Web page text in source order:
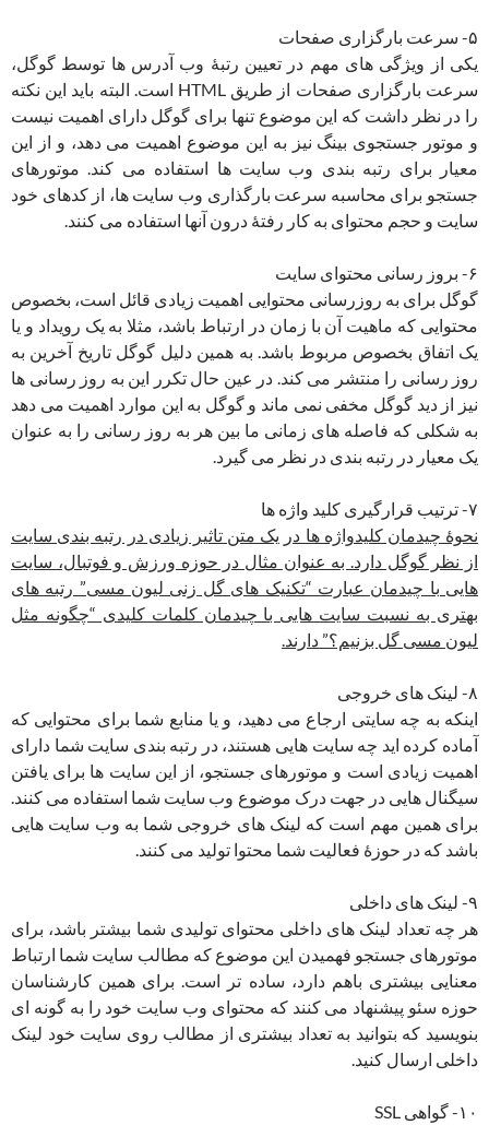
۵- سرعت بارگزاری صفحات
یکی از ویژگی های مهم در تعیین رتبۀ وب آدرس ها توسط گوگل،
سرعت بارگزاری صفحات از طریق HTML است. البته باید این نکته
را در نظر داشت که این موضوع تنها برای گوگل دارای اهمیت نیست
و موتور جستجوی بینگ نیز به این موضوع اهمیت می دهد، و از این
معیار برای رتبه بندی وب سایت ها استفاده می کند. موتورهای
جستجو برای محاسبه سرعت بارگذاری وب سایت ها، از کدهای خود
سایت و حجم محتوای به کار رفتۀ درون آنها استفاده می کنند.
۶- بروز رسانی محتوای سایت
گوگل برای به روزرسانی محتوایی اهمیت زیادی قائل است، بخصوص
محتوایی که ماهیت آن با زمان در ارتباط باشد، مثلا به یک رویداد و یا
یک اتفاق بخصوص مربوط باشد. به همین دلیل گوگل تاریخ آخرین به
روز رسانی را منتشر می کند. در عین حال تکرر این به روز رسانی ها
نیز از دید گوگل مخفی نمی ماند و گوگل به این موارد اهمیت می دهد
به شکلی که فاصله های زمانی ما بین هر به روز رسانی را به عنوان
یک معیار در رتبه بندی در نظر می گیرد.
۷- ترتیب قرارگیری کلید واژه ها
نحوۀ چیدمان کلیدواژه ها در یک متن تاثیر زیادی در رتبه بندی سایت
از نظر گوگل دارد. به عنوان مثال در حوزه ورزش و فوتبال، سایت
هایی با چیدمان عبارت “تکنیک های گل زنی لیون مسی” رتبه های
بهتری به نسبت سایت هایی با چیدمان کلمات کلیدی “چگونه مثل
لیون مسی گل بزنیم؟” دارند.
۸- لینک های خروجی
اینکه به چه سایتی ارجاع می دهید، و یا منابع شما برای محتوایی که
آماده کرده اید چه سایت هایی هستند، در رتبه بندی سایت شما دارای
اهمیت زیادی است و موتورهای جستجو، از این سایت ها برای یافتن
سیگنال هایی در جهت درک موضوع وب سایت شما استفاده می کنند.
برای همین مهم است که لینک های خروجی شما به وب سایت هایی
باشد که در حوزۀ فعالیت شما محتوا تولید می کنند.
۹- لینک های داخلی
هر چه تعداد لینک های داخلی محتوای تولیدی شما بیشتر باشد، برای
موتورهای جستجو فهمیدن این موضوع که مطالب سایت شما ارتباط
معنایی بیشتری باهم دارد، ساده تر است. برای همین کارشناسان
حوزه سئو پیشنهاد می کنند که محتوای وب سایت خود را به گونه ای
بنویسید که بتوانید به تعداد بیشتری از مطالب روی سایت خود لینک
داخلی ارسال کنید.
۱۰- گواهی SSL